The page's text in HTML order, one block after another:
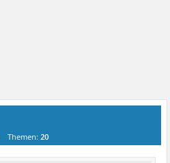
Themen:20